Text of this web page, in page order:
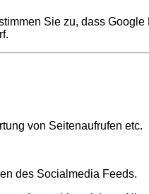
Sie zu, dass Google
von Seitenaufrufen etc.
des Socialmedia Feeds.